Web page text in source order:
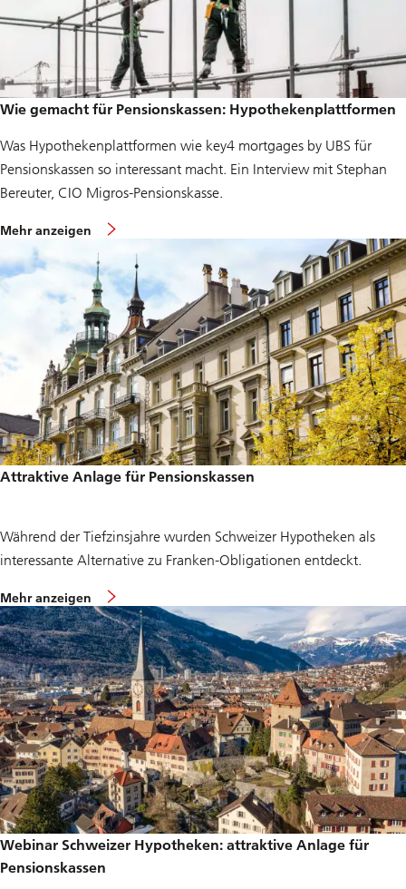
Wie gemacht für Pensionskassen: Hypothekenplattformen
Was Hypothekenplattformen wie key4 mortgages by UBS für
Pensionskassen so interessant macht. Ein Interview mit Stephan
Bereuter, CIO Migros-Pensionskasse.
Mehr anzeigen
b
W
i
e
g
e
m
a
c
h
t
f
ü
r
P
e
o
n
a
s
s
e
n
Attraktive Anlage für Pensionskassen
Während der Tiefzinsjahre wurden Schweizer Hypotheken als
interessante Alternative zu Franken-Obligationen entdeckt.
Mehr anzeigen
b
e
r
A
t
t
r
a
k
t
i
v
e
A
n
l
a
g
Webinar Schweizer Hypotheken: attraktive Anlage für
Pensionskassen